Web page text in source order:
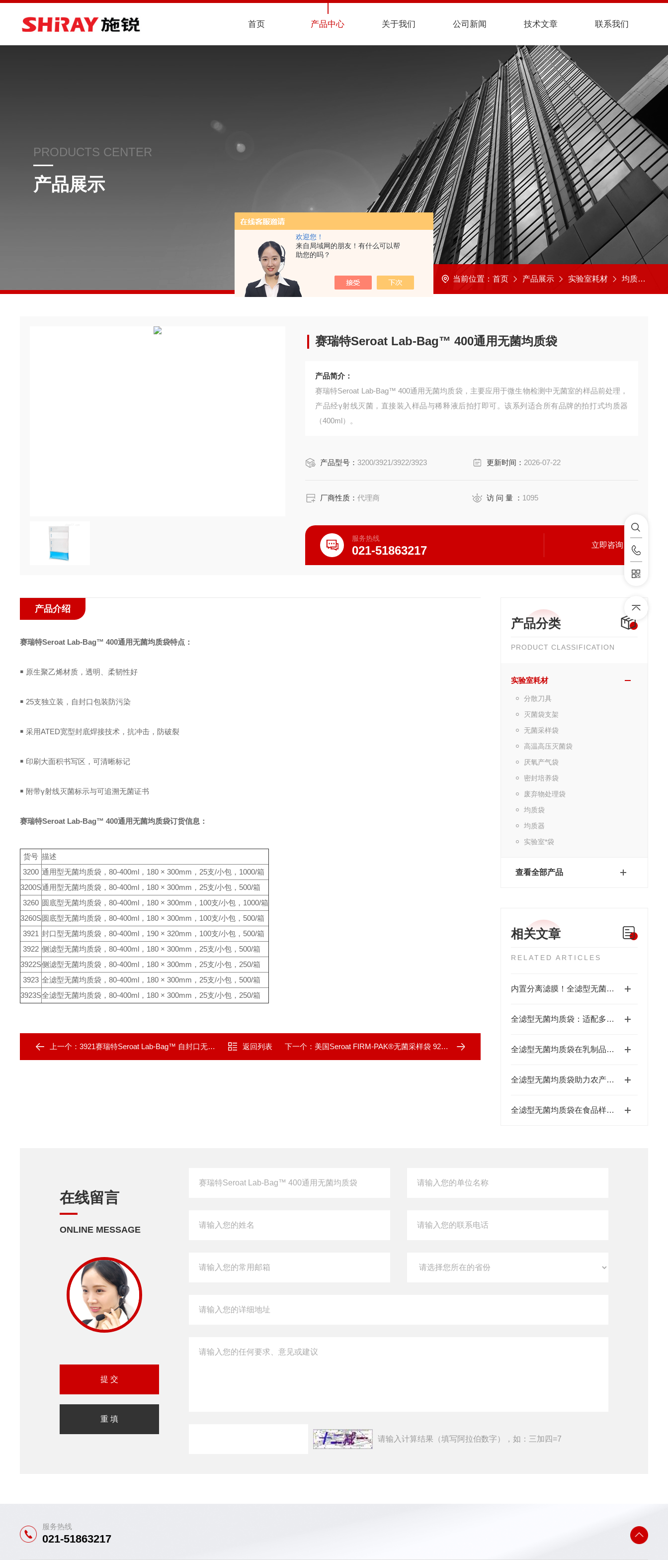
欢迎您！
来自局域网的朋友！有什么可以帮
助您的吗？
首页 产品中心 关于我们 公司新闻 技术文章 联系我们
PRODUCTS CENTER
产品展示
当前位置： 首页 产品展示 实验室耗材 均质袋
赛瑞特Seroat Lab-Bag™ 400通用无菌均质袋
产品简介：
赛瑞特Seroat Lab-Bag™ 400通用无菌均质袋，主要应用于微生物检测中无菌室的样品前处理，
产品经γ射线灭菌，直接装入样品与稀释液后拍打即可。该系列适合所有品牌的拍打式均质器
（400ml）。
产品型号：3200/3921/3922/3923 更新时间： 2026-07-22
厂商性质：代理商 访 问 量 ： 1095
服务热线
021-51863217 立即咨询
产品分类
PRODUCT CLASSIFICATION
实验室耗材
分散刀具
灭菌袋支架
无菌采样袋
高温高压灭菌袋
厌氧产气袋
密封培养袋
废弃物处理袋
均质袋
均质器
实验室*袋
查看全部产品
相关文章
RELATED ARTICLES
内置分离滤膜！全滤型无菌均质袋使用优势及过滤原理讲解
全滤型无菌均质袋：适配多场景样品处理，无菌过滤一步到位
全滤型无菌均质袋在乳制品、肉制品检测中的适配应用与安全防护要点
全滤型无菌均质袋助力农产品微生物检测的样品制备实践与品质管控
全滤型无菌均质袋在食品样品前处理中的应用实践与安全保障价值
产品介绍
赛瑞特Seroat Lab-Bag™ 400通用无菌均质袋特点：
￭ 原生聚乙烯材质，透明、柔韧性好
￭ 25支独立装，自封口包装防污染
￭ 采用ATED宽型封底焊接技术，抗冲击，防破裂
￭ 印刷 大面积书写区 ，可清晰标记
￭ 附带γ射线灭菌标示与可追溯无菌证书
赛瑞特Seroat Lab-Bag™ 400通用无菌均质袋订货信息：
货号 描述
3200 通用型无菌均质袋，80-400ml，180 × 300mm，25支/小包，1000/箱
3200S通用型无菌均质袋，80-400ml，180 × 300mm，25支/小包，500/箱
3260 圆底型无菌均质袋，80-400ml，180 × 300mm，100支/小包，1000/箱
3260S圆底型无菌均质袋，80-400ml，180 × 300mm，100支/小包，500/箱
3921 封口型无菌均质袋，80-400ml，190 × 320mm，100支/小包，500/箱
3922 侧滤型无菌均质袋，80-400ml，180 × 300mm，25支/小包，500/箱
3922S侧滤型无菌均质袋，80-400ml，180 × 300mm，25支/小包，250/箱
3923 全滤型无菌均质袋，80-400ml，180 × 300mm，25支/小包，500/箱
3923S全滤型无菌均质袋，80-400ml，180 × 300mm，25支/小包，250/箱
上一个： 3921赛瑞特Seroat Lab-Bag™ 自封口无菌均质袋 返回列表 下一个： 美国Seroat FIRM-PAK®无菌采样袋 92450
在线留言
ONLINE MESSAGE
请输入计算结果（填写阿拉伯数字），如：三加四=7
服务热线
021-51863217